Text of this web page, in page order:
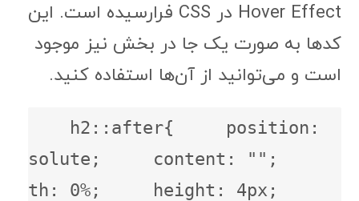
Hover Effect در CSS فرارسیده است. این
کدها به صورت یک جا در بخش نیز موجود
است و می‌توانید از آن‌ها استفاده کنید.
h2::after{     position:
absolute;     content: "";
0%;     height: 4px;